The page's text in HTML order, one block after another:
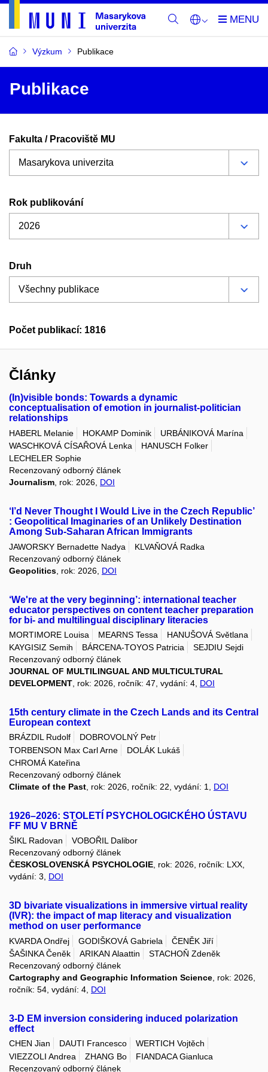
Výzkum Publikace
Publikace
Fakulta / Pracoviště MU
Rok publikování
Druh
Počet publikací: 1816
Články
(In)visible bonds: Towards a dynamic
conceptualisation of emotion in journalist-politician
relationships
HABERL Melanie HOKAMP Dominik
URBÁNIKOVÁ Marína
WASCHKOVÁ CÍSAŘOVÁ Lenka
HANUSCH Folker
LECHELER Sophie
Recenzovaný odborný článek
Journalism, rok: 2026, DOI
‘I’d Never Thought I Would Live in the Czech Republic’
: Geopolitical Imaginaries of an Unlikely Destination
Among Sub-Saharan African Immigrants
JAWORSKY Bernadette Nadya
KLVAŇOVÁ Radka
Recenzovaný odborný článek
Geopolitics , rok: 2026, DOI
‘We're at the very beginning’: international teacher
educator perspectives on content teacher preparation
for bi- and multilingual disciplinary literacies
MORTIMORE Louisa MEARNS Tessa
HANUŠOVÁ Světlana
KAYGISIZ Semih
BÁRCENA-TOYOS Patricia
SEJDIU Sejdi
Recenzovaný odborný článek
JOURNAL OF MULTILINGUAL AND MULTICULTURAL
DEVELOPMENT , rok: 2026, ročník: 47, vydání: 4, DOI
15th century climate in the Czech Lands and its Central
European context
BRÁZDIL Rudolf
DOBROVOLNÝ Petr
TORBENSON Max Carl Arne
DOLÁK Lukáš
CHROMÁ Kateřina
Recenzovaný odborný článek
Climate of the Past , rok: 2026, ročník: 22, vydání: 1, DOI
1926–2026: STOLETÍ PSYCHOLOGICKÉHO ÚSTAVU
FF MU V BRNĚ
ŠIKL Radovan
VOBOŘIL Dalibor
Recenzovaný odborný článek
ČESKOSLOVENSKÁ PSYCHOLOGIE, rok: 2026, ročník: LXX,
vydání: 3, DOI
3D bivariate visualizations in immersive virtual reality
(IVR): the impact of map literacy and visualization
method on user performance
KVARDA Ondřej GODIŠKOVÁ Gabriela
ČENĚK Jiří
ŠAŠINKA Čeněk
ARIKAN Alaattin
STACHOŇ Zdeněk
Recenzovaný odborný článek
Cartography and Geographic Information Science , rok: 2026,
ročník: 54, vydání: 4, DOI
3-D EM inversion considering induced polarization
effect
CHEN Jian DAUTI Francesco
WERTICH Vojtěch
VIEZZOLI Andrea
ZHANG Bo
FIANDACA Gianluca
Recenzovaný odborný článek